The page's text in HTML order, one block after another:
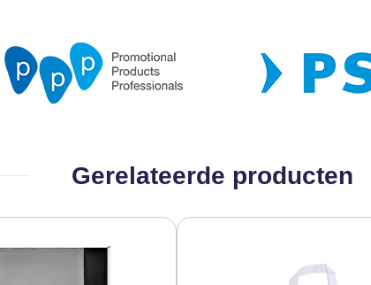
Gerelateerde producten